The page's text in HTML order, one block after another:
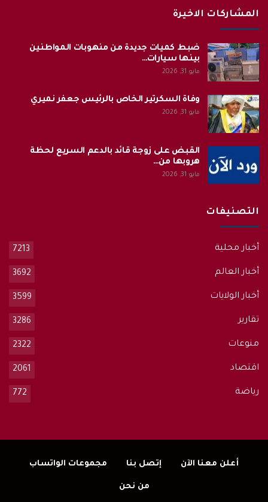
المشاركات الاخيرة
ضبط كميات جديدة من منهوبات المواطنين
بينها سيارات…
مايو 31, 2026
وفاة السكرتير الخاص بالرئيس جعفر نميري
مايو 31, 2026
القبض على زوجة قائد بالدعم السريع لحظة
هروبها من…
مايو 31, 2026
التصنيفات
أخبار محلية 7213
أخبار العالم 3692
أخبار الولايات 3599
تقارير 3286
منوعات 2322
اقتصاد 2061
رياضة 772
أعلن معنا الآن إتصل بنا مجموعات الواتساب
من نحن